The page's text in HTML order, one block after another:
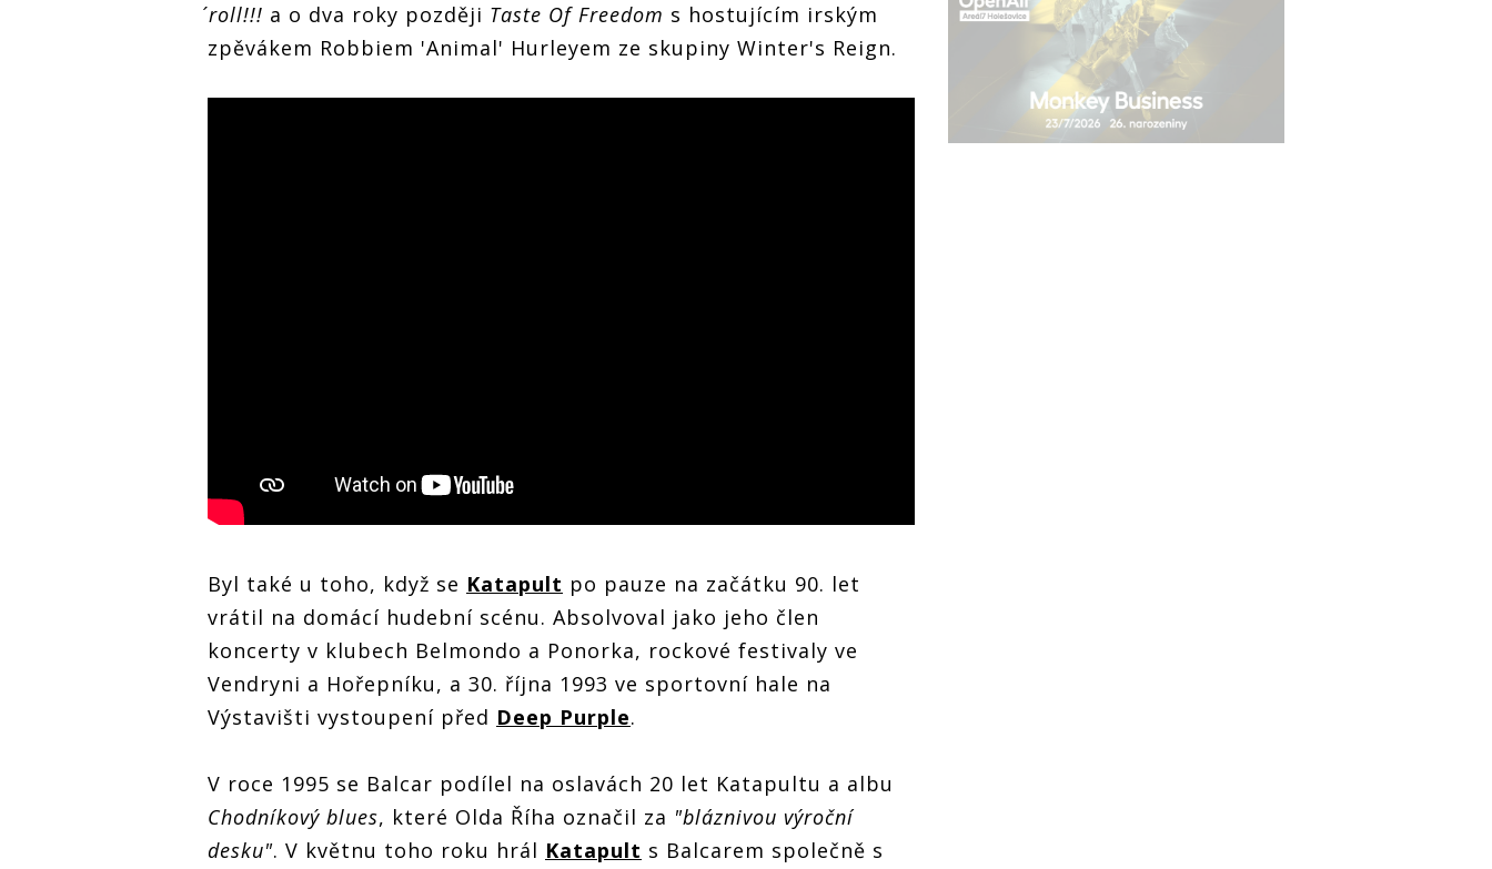
´roll!!! a o dva roky později Taste Of Freedom s hostujícím irským
zpěvákem Robbiem 'Animal' Hurleyem ze skupiny Winter's Reign.
Byl také u toho, když se Katapult po pauze na začátku 90. let
vrátil na domácí hudební scénu. Absolvoval jako jeho člen
koncerty v klubech Belmondo a Ponorka, rockové festivaly ve
Vendryni a Hořepníku, a 30. října 1993 ve sportovní hale na
Výstavišti vystoupení před Deep Purple.
V roce 1995 se Balcar podílel na oslavách 20 let Katapultu a albu
Chodníkový blues, které Olda Říha označil za "bláznivou výroční
desku". V květnu toho roku hrál Katapult s Balcarem společně s